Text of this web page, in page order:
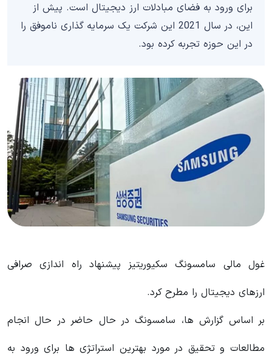
برای ورود به فضای مبادلات ارز دیجیتال است. پیش از
این، در سال 2021 این شرکت یک سرمایه گذاری ناموفق را
در این حوزه تجربه کرده بود.
غول مالی سامسونگ سکیوریتیز پیشنهاد راه اندازی صرافی
ارزهای دیجیتال را مطرح کرد.
بر اساس گزارش ها، سامسونگ در حال حاضر در حال انجام
مطالعات و تحقیق در مورد بهترین استراتژی ها برای ورود به